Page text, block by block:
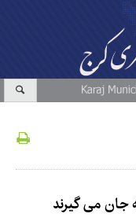
جان می گیرند